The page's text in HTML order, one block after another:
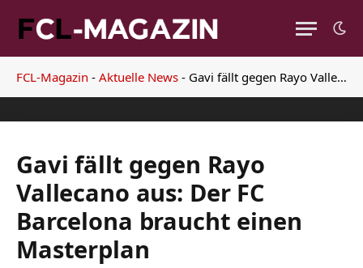
FCL-Magazin - Aktuelle News - Gavi fällt gegen Rayo Vallecano aus: Der FC Barcelona braucht einen Masterplan
Gavi fällt gegen Rayo
Vallecano aus: Der FC
Barcelona braucht einen
Masterplan